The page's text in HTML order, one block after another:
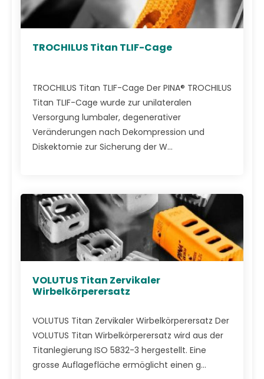
TROCHILUS Titan TLIF-Cage
TROCHILUS Titan TLIF-Cage Der PINA® TROCHILUS
Titan TLIF-Cage wurde zur unilateralen
Versorgung lumbaler, degenerativer
Veränderungen nach Dekompression und
Diskektomie zur Sicherung der W...
VOLUTUS Titan Zervikaler
Wirbelkörperersatz
VOLUTUS Titan Zervikaler Wirbelkörperersatz Der
VOLUTUS Titan Wirbelkörperersatz wird aus der
Titanlegierung ISO 5832-3 hergestellt. Eine
grosse Auflagefläche ermöglicht einen g...